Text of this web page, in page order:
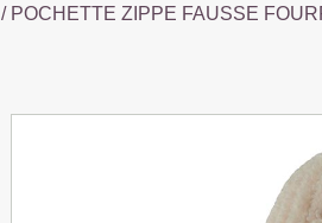
/ POCHETTE ZIPPE FAUSSE